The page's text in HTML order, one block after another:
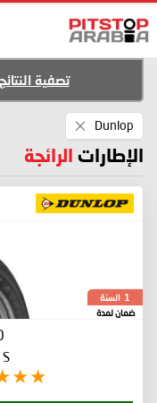
تصفية النتائج
Dunlop
This
Item الإطارات الرائجة
1 السنة
ضمان لمدة